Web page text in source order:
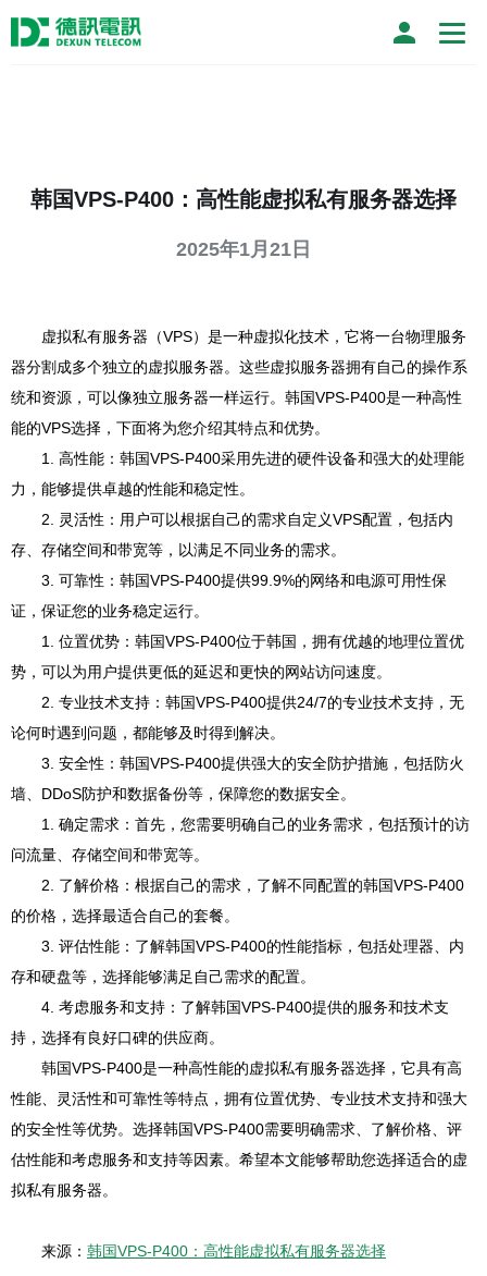
韩国VPS-P400：高性能虚拟私有服务器选择
2025年1月21日
虚拟私有服务器（VPS）是一种虚拟化技术，它将一台物理服务
器分割成多个独立的虚拟服务器。这些虚拟服务器拥有自己的操作系
统和资源，可以像独立服务器一样运行。韩国VPS-P400是一种高性
能的VPS选择，下面将为您介绍其特点和优势。
1. 高性能：韩国VPS-P400采用先进的硬件设备和强大的处理能
力，能够提供卓越的性能和稳定性。
2. 灵活性：用户可以根据自己的需求自定义VPS配置，包括内
存、存储空间和带宽等，以满足不同业务的需求。
3. 可靠性：韩国VPS-P400提供99.9%的网络和电源可用性保
证，保证您的业务稳定运行。
1. 位置优势：韩国VPS-P400位于韩国，拥有优越的地理位置优
势，可以为用户提供更低的延迟和更快的网站访问速度。
2. 专业技术支持：韩国VPS-P400提供24/7的专业技术支持，无
论何时遇到问题，都能够及时得到解决。
3. 安全性：韩国VPS-P400提供强大的安全防护措施，包括防火
墙、DDoS防护和数据备份等，保障您的数据安全。
1. 确定需求：首先，您需要明确自己的业务需求，包括预计的访
问流量、存储空间和带宽等。
2. 了解价格：根据自己的需求，了解不同配置的韩国VPS-P400
的价格，选择最适合自己的套餐。
3. 评估性能：了解韩国VPS-P400的性能指标，包括处理器、内
存和硬盘等，选择能够满足自己需求的配置。
4. 考虑服务和支持：了解韩国VPS-P400提供的服务和技术支
持，选择有良好口碑的供应商。
韩国VPS-P400是一种高性能的虚拟私有服务器选择，它具有高
性能、灵活性和可靠性等特点，拥有位置优势、专业技术支持和强大
的安全性等优势。选择韩国VPS-P400需要明确需求、了解价格、评
估性能和考虑服务和支持等因素。希望本文能够帮助您选择适合的虚
拟私有服务器。
来源： 韩国VPS-P400：高性能虚拟私有服务器选择